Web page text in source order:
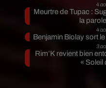
4
Meurtre de Tupac :
la
4
Benjamin Biolay sort
3
Rim’K revient bien
« Soleil